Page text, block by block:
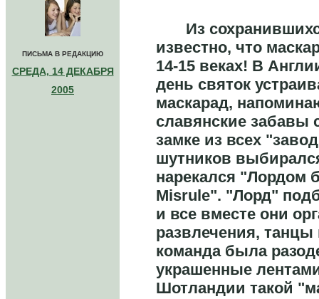
ПИСЬМА В РЕДАКЦИЮ
СРЕДА, 14 ДЕКАБРЯ
2005
Из
известно, что
14-15 веках! В
день святок
маскарад,
славянские
замке из всех
шутников
нарекался "Лордом
Misrule". "Лорд"
и все вместе они
развлечения,
команда была
украшенные
Шотландии такой